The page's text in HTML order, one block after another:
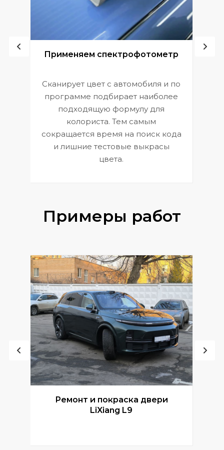
Применяем спектрофотометр
Сканирует цвет с автомобиля и по
программе подбирает наиболее
подходящую формулу для
колориста. Тем самым
сокращается время на поиск кода
и лишние тестовые выкрасы
цвета.
Примеры работ
Ремонт и покраска двери
LiXiang L9